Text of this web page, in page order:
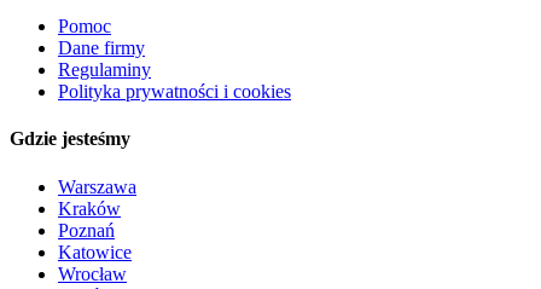
Pomoc
Dane firmy
Regulaminy
Polityka prywatności i cookies
Gdzie jesteśmy
Warszawa
Kraków
Poznań
Katowice
Wrocław